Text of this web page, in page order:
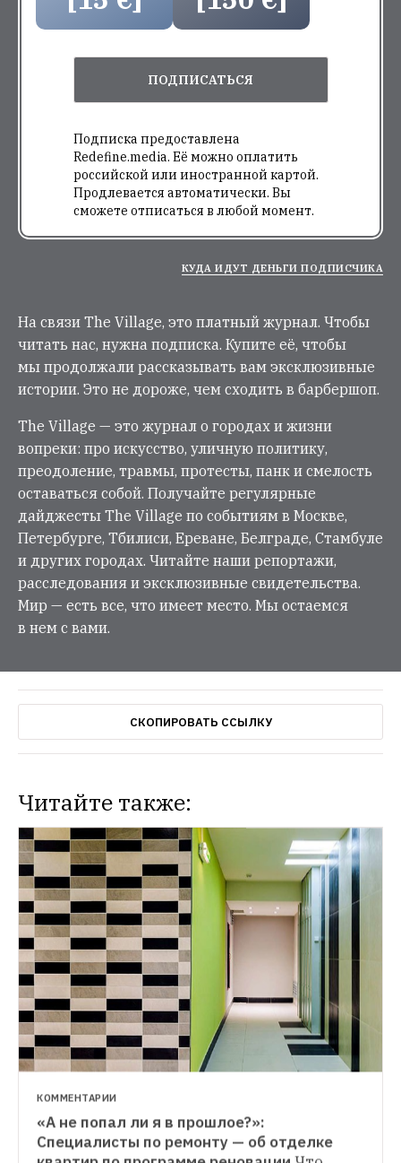
ПОДПИСАТЬСЯ
Подписка предоставлена
Redefine.media. Её можно оплатить
российской или иностранной картой.
Продлевается автоматически. Вы
сможете отписаться в любой момент.
КУДА ИДУТ ДЕНЬГИ ПОДПИСЧИКА
На связи The Village, это платный журнал. Чтобы
читать нас, нужна подписка. Купите её, чтобы
мы продолжали рассказывать вам эксклюзивные
истории. Это не дороже, чем сходить в барбершоп.
The Village — это журнал о городах и жизни
вопреки: про искусство, уличную политику,
преодоление, травмы, протесты, панк и смелость
оставаться собой. Получайте регулярные
дайджесты The Village по событиям в Москве,
Петербурге, Тбилиси, Ереване, Белграде, Стамбуле
и других городах. Читайте наши репортажи,
расследования и эксклюзивные свидетельства.
Мир — есть все, что имеет место. Мы остаемся
в нем с вами.
СКОПИРОВАТЬ ССЫЛКУ
Читайте также:
Подешевеют ли квартиры в Москве из-за
КОММЕНТАРИИ
«А не попал ли я в прошлое?»:
Специалисты по ремонту — об отделке